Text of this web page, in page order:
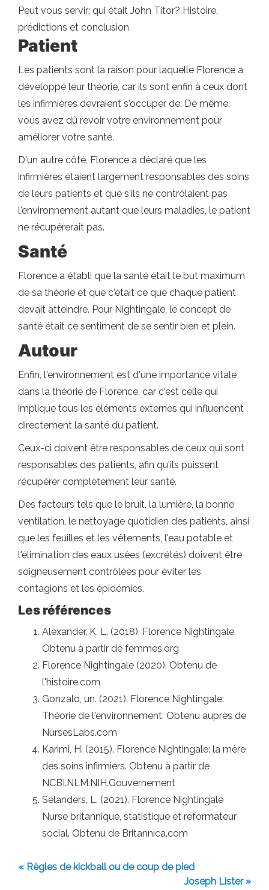
Peut vous servir: qui était John Titor? Histoire,
prédictions et conclusion
Patient
Les patients sont la raison pour laquelle Florence a
développé leur théorie, car ils sont enfin à ceux dont
les infirmières devraient s'occuper de. De même,
vous avez dû revoir votre environnement pour
améliorer votre santé.
D'un autre côté, Florence a déclaré que les
infirmières étaient largement responsables des soins
de leurs patients et que s'ils ne contrôlaient pas
l'environnement autant que leurs maladies, le patient
ne récupérerait pas.
Santé
Florence a établi que la santé était le but maximum
de sa théorie et que c'était ce que chaque patient
devait atteindre. Pour Nightingale, le concept de
santé était ce sentiment de se sentir bien et plein.
Autour
Enfin, l'environnement est d'une importance vitale
dans la théorie de Florence, car c'est celle qui
implique tous les éléments externes qui influencent
directement la santé du patient.
Ceux-ci doivent être responsables de ceux qui sont
responsables des patients, afin qu'ils puissent
récupérer complètement leur santé.
Des facteurs tels que le bruit, la lumière, la bonne
ventilation, le nettoyage quotidien des patients, ainsi
que les feuilles et les vêtements, l'eau potable et
l'élimination des eaux usées (excrétés) doivent être
soigneusement contrôlées pour éviter les
contagions et les épidémies.
Les références
Alexander, K. L. (2018). Florence Nightingale.
Obtenu à partir de femmes.org
Florence Nightingale (2020). Obtenu de
l'histoire.com
Gonzalo, un. (2021). Florence Nightingale:
Théorie de l'environnement. Obtenu auprès de
NursesLabs.com
Karimi, H. (2015). Florence Nightingale: la mère
des soins infirmiers. Obtenu à partir de
NCBI.NLM.NIH.Gouvernement
Selanders, L. (2021). Florence Nightingale
Nurse britannique, statistique et réformateur
social. Obtenu de Britannica.com
« Règles de kickball ou de coup de pied
Joseph Lister »